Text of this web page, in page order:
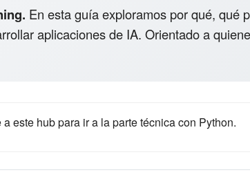
En esta guía exploramos por qué, qué
aplicaciones de IA. Orientado a
este hub para ir a la parte técnica con Python.